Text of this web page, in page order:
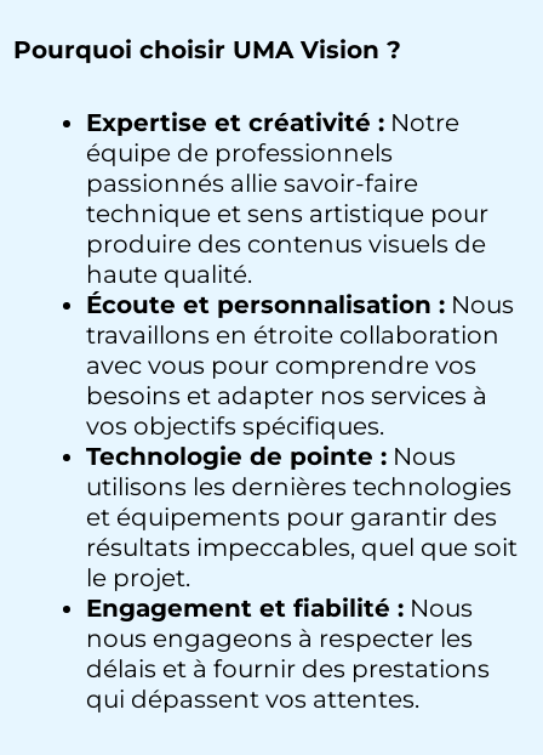
Pourquoi choisir UMA Vision ?
Expertise et créativité :Notre
équipe de professionnels
passionnés allie savoir-faire
technique et sens artistique pour
produire des contenus visuels de
haute qualité.
Écoute et personnalisation :Nous
travaillons en étroite collaboration
avec vous pour comprendre vos
besoins et adapter nos services à
vos objectifs spécifiques.
Technologie de pointe :Nous
utilisons les dernières technologies
et équipements pour garantir des
résultats impeccables, quel que soit
le projet.
Engagement et fiabilité :Nous
nous engageons à respecter les
délais et à fournir des prestations
qui dépassent vos attentes.